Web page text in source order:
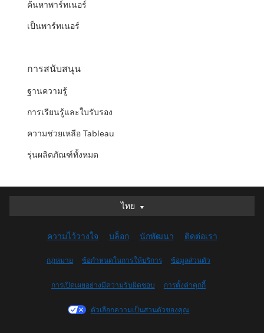
ค้นหาพาร์ทเนอร์
เป็นพาร์ทเนอร์
การสนับสนุน
ฐานความรู้
การเรียนรู้และใบรับรอง
ความช่วยเหลือ Tableau
รุ่นผลิตภัณฑ์ทั้งหมด
ไทย
ไทย
English (UK)
English (US)
Français (Canada)
Français (France)
ความไว้วางใจ บล็อก นักพัฒนา ติดต่อเรา
กฎหมาย ข้อกำหนดในการให้บริการ ข้อมูลส่วนตัว
การเปิดเผยอย่างมีความรับผิดชอบ การตั้งค่าคุกกี้
ตัวเลือกความเป็นส่วนตัวของคุณ